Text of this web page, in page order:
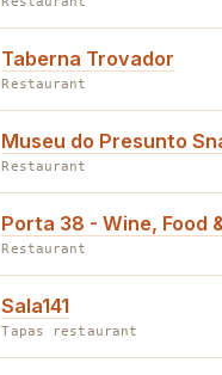
Taberna Trovador
Restaurant
Museu do Presunto
Restaurant
Porta 38 - Wine, Food
Restaurant
Sala141
Tapas restaurant